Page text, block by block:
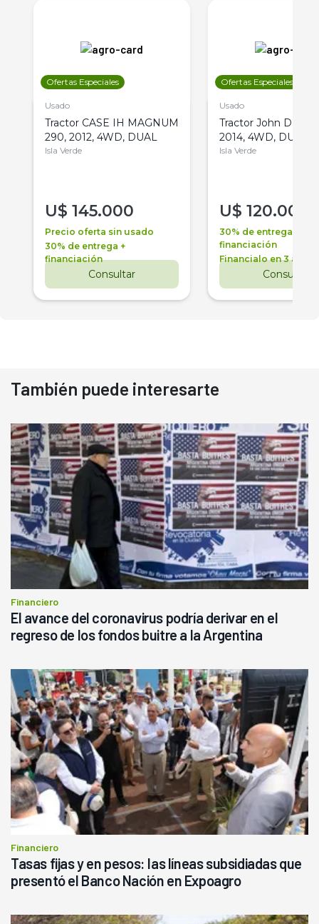
Ofertas Especiales
Usado
Tractor CASE IH MAGNUM
290, 2012, 4WD, DUAL
Isla Verde
U$ 145.000
Precio oferta sin usado
30% de entrega +
financiación
Consultar
Ofertas Especiales
Usado
Tractor John Deere
2014, 4WD, DUAL
Isla Verde
U$ 120.000
30% de entrega +
financiación
Financialo en 3 años
Consultar
También puede interesarte
Financiero
El avance del coronavirus podría derivar en el
regreso de los fondos buitre a la Argentina
Financiero
Tasas fijas y en pesos: las líneas subsidiadas que
presentó el Banco Nación en Expoagro